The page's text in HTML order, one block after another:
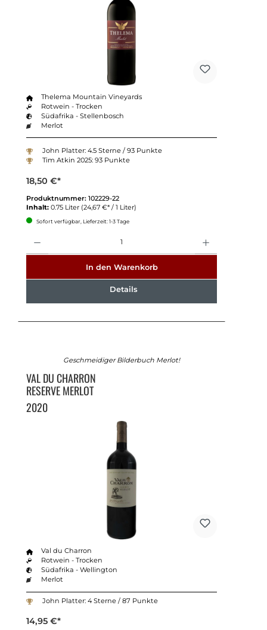
Thelema Mountain Vineyards
Rotwein - Trocken
Südafrika - Stellenbosch
Merlot
John Platter: 4.5 Sterne / 93 Punkte
Tim Atkin 2025: 93 Punkte
18,50 €*
Produktnummer: 102229-22
Inhalt: 0.75 Liter (24,67 €* / 1 Liter)
Sofort verfügbar, Lieferzeit: 1-3 Tage
In den Warenkorb
Details
Geschmeidiger Bilderbuch Merlot!
VAL DU CHARRON
RESERVE MERLOT
2020
Val du Charron
Rotwein - Trocken
Südafrika - Wellington
Merlot
John Platter: 4 Sterne / 87 Punkte
14,95 €*